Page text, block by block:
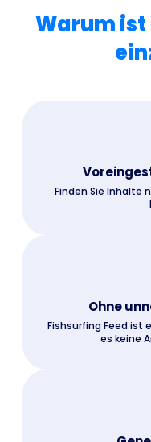
Warum ist
Finden Sie Inhalte
Ohne
Fishsurfing Feed ist
es keine